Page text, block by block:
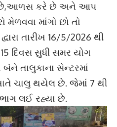
છે,આળસ કરે છે અને આપ
મેળવવા માંગો છો તો
તારીખ 16/5/2026 થી
દિવસ સુધી સમર યોગ
તાલુકાના સેન્ટરમાં
ચાલુ થયેલ છે. જેમાં 7 થી
લઈ રહ્યા છે.